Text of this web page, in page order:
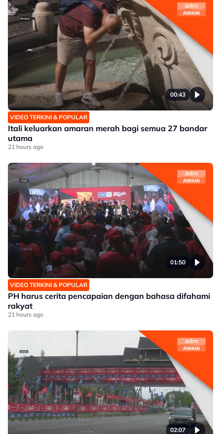
00:43
VIDEO TERKINI & POPULAR
Itali keluarkan amaran merah bagi semua 27 bandar
utama
21 hours ago
01:50
VIDEO TERKINI & POPULAR
PH harus cerita pencapaian dengan bahasa difahami
rakyat
21 hours ago
02:07